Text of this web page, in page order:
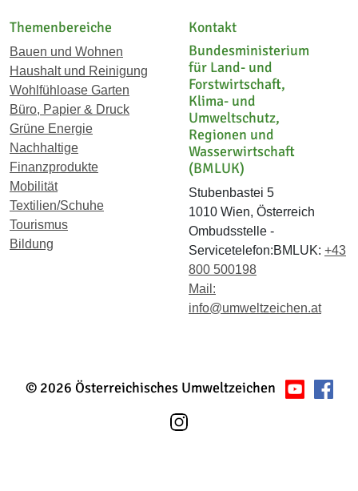
Themenbereiche
Bauen und Wohnen
Haushalt und Reinigung
Wohlfühloase Garten
Büro, Papier & Druck
Grüne Energie
Nachhaltige
Finanzprodukte
Mobilität
Textilien/Schuhe
Tourismus
Bildung
Kontakt
Bundesministerium
für Land- und
Forstwirtschaft,
Klima- und
Umweltschutz,
Regionen und
Wasserwirtschaft
(BMLUK)
Stubenbastei 5
1010 Wien, Österreich
Ombudsstelle -
Servicetelefon:BMLUK: +43
800 500198
Mail:
info@umweltzeichen.at
© 2026 Österreichisches Umweltzeichen